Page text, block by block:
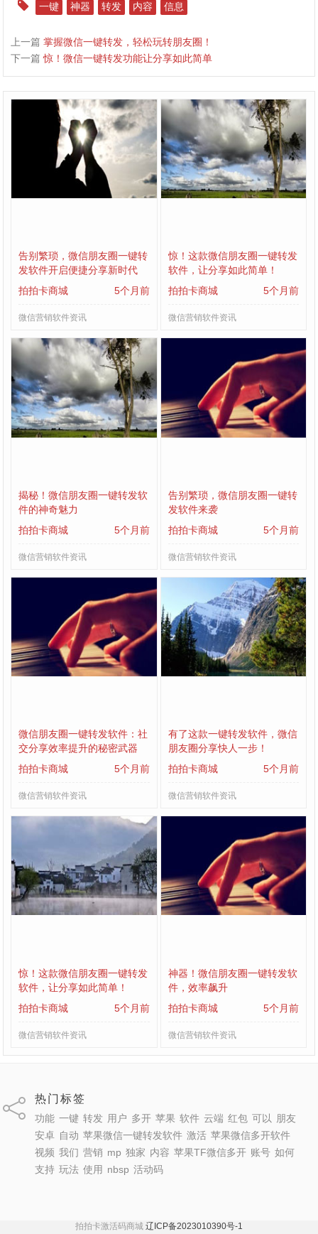
一键 神器 转发 内容 信息
上一篇掌握微信一键转发，轻松玩转朋友圈！
下一篇惊！微信一键转发功能让分享如此简单
告别繁琐，微信朋友圈一键转
发软件开启便捷分享新时代
拍拍卡商城
5个月前
微信营销软件资讯
惊！这款微信朋友圈一键转发
软件，让分享如此简单！
拍拍卡商城
5个月前
微信营销软件资讯
揭秘！微信朋友圈一键转发软
件的神奇魅力
拍拍卡商城
5个月前
微信营销软件资讯
告别繁琐，微信朋友圈一键转
发软件来袭
拍拍卡商城
5个月前
微信营销软件资讯
微信朋友圈一键转发软件：社
交分享效率提升的秘密武器
拍拍卡商城
5个月前
微信营销软件资讯
有了这款一键转发软件，微信
朋友圈分享快人一步！
拍拍卡商城
5个月前
微信营销软件资讯
惊！这款微信朋友圈一键转发
软件，让分享如此简单！
拍拍卡商城
5个月前
微信营销软件资讯
神器！微信朋友圈一键转发软
件，效率飙升
拍拍卡商城
5个月前
微信营销软件资讯
热门标签
功能 一键 转发 用户 多开 苹果 软件 云端 红包 可以
朋友
安卓 自动 苹果微信一键转发软件 激活 苹果微信多开软件
视频 我们 营销 mp 独家 内容 苹果TF微信多开 账号 如何
支持 玩法 使用 nbsp 活动码
拍拍卡激活码商城 辽ICP备2023010390号-1